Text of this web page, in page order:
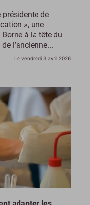
présidente de
», une
Borne à la tête du
l’ancienne...
Le vendredi 3 avril 2026